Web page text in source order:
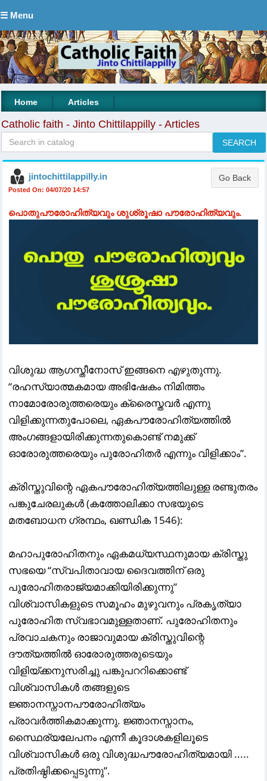
☰ Menu
Home Articles
Catholic faith - Jinto Chittilappilly - Articles
jintochittilappilly.in
Posted On: 04/07/20 14:57
പൊതുപൗരോഹിത്യവും ശുശ്രൂഷാ പൗരോഹിത്യവും.
വിശുദ്ധ ആഗസ്തീനോസ് ഇങ്ങനെ എഴുതുന്നു.
“രഹസ്യാത്മകമായ അഭിഷേകം നിമിത്തം
നാമോരോരുത്തരെയും ക്രൈസ്തവർ എന്നു
വിളിക്കുന്നതുപോലെ, ഏകപൗരോഹിത്യത്തിൽ
അംഗങ്ങളായിരിക്കുന്നതുകൊണ്ട് നമുക്ക്
ഓരോരുത്തരെയും പുരോഹിതർ എന്നും വിളിക്കാം”.
ക്രിസ്തുവിന്റെ ഏകപൗരോഹിത്യത്തിലുള്ള രണ്ടുതരം
പങ്കുചേരലുകൾ (കത്തോലിക്കാ സഭയുടെ
മതബോധന ഗ്രന്ഥം, ഖണ്ഡിക 1546):
മഹാപുരോഹിതനും ഏകമധ്യസ്ഥനുമായ ക്രിസ്തു
സഭയെ “സ്വപിതാവായ ദൈവത്തിന് ഒരു
പുരോഹിതരാജ്യമാക്കിയിരിക്കുന്നു”
വിശ്വാസികളുടെ സമൂഹം മുഴുവനും പ്രകൃത്യാ
പുരോഹിത സ്വഭാവമുള്ളതാണ്. പുരോഹിതനും
പ്രവാചകനും രാജാവുമായ ക്രിസ്തുവിന്റെ
ദൗത്യത്തിൽ ഓരോരുത്തരുടെയും
വിളിയ്ക്കനുസരിച്ചു പങ്കുപററിക്കൊണ്ട്
വിശ്വാസികൾ തങ്ങളുടെ
ജ്ഞാനസ്നാനപൗരോഹിത്യം
പ്രാവർത്തികമാക്കുന്നു. ജ്ഞാനസ്നാനം,
സ്ഥൈര്യലേപനം എന്നീ കൂദാശകളിലൂടെ
വിശ്വാസികൾ ഒരു വിശുദ്ധപൗരോഹിത്യമായി .....
പ്രതിഷ്ഠിക്കപ്പെടുന്നു”.